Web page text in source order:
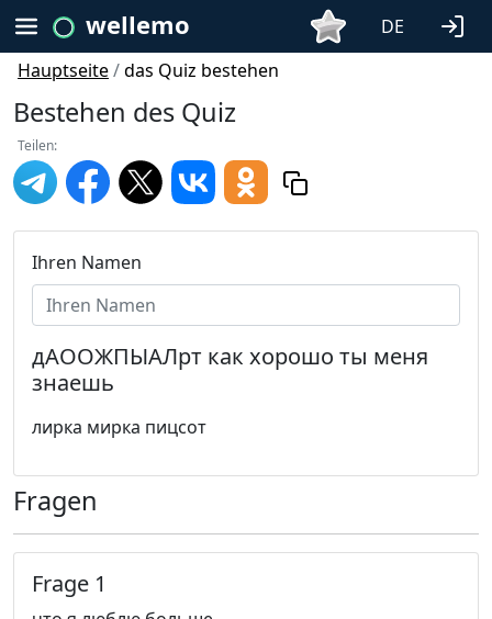
wellemo
DE
Hauptseite/das Quiz bestehen
Bestehen des Quiz
Teilen:
Ihren Namen
дАООЖПЫАЛрт как хорошо ты меня
знаешь
лирка мирка пицсот
Fragen
Frage 1